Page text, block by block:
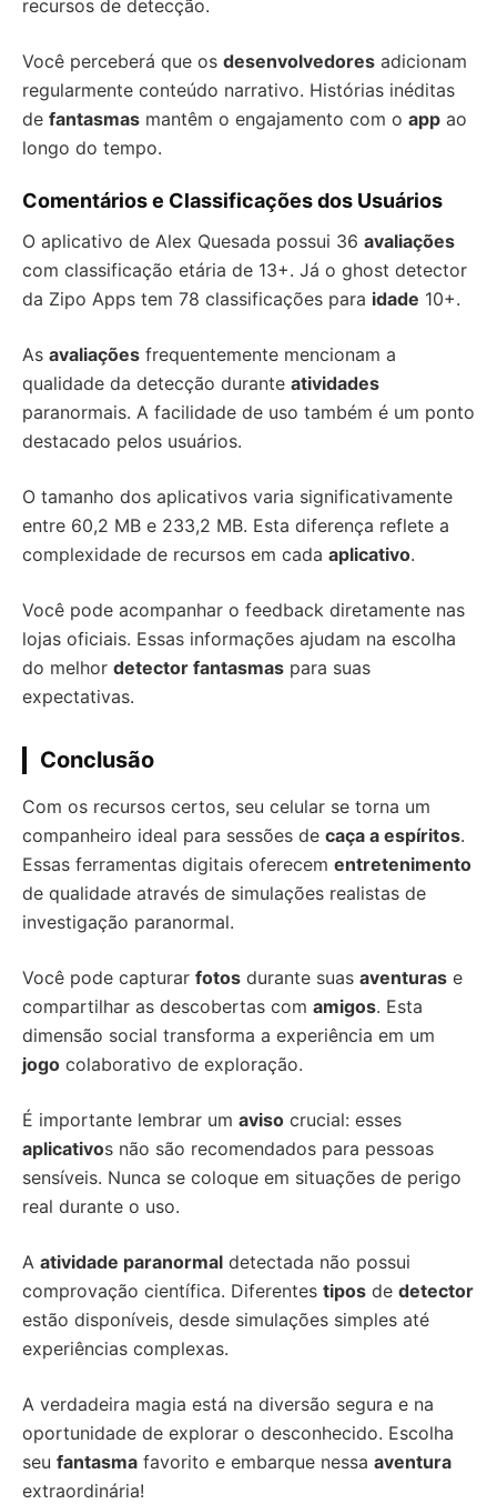
recursos de detecção.
Você perceberá que os desenvolvedores adicionam
regularmente conteúdo narrativo. Histórias inéditas
de fantasmas mantêm o engajamento com o app ao
longo do tempo.
Comentários e Classificações dos Usuários
O aplicativo de Alex Quesada possui 36 avaliações
com classificação etária de 13+. Já o ghost detector
da Zipo Apps tem 78 classificações para idade 10+.
As avaliações frequentemente mencionam a
qualidade da detecção durante atividades
paranormais. A facilidade de uso também é um ponto
destacado pelos usuários.
O tamanho dos aplicativos varia significativamente
entre 60,2 MB e 233,2 MB. Esta diferença reflete a
complexidade de recursos em cada aplicativo.
Você pode acompanhar o feedback diretamente nas
lojas oficiais. Essas informações ajudam na escolha
do melhor detector fantasmas para suas
expectativas.
Conclusão
Com os recursos certos, seu celular se torna um
companheiro ideal para sessões de caça a espíritos.
Essas ferramentas digitais oferecem entretenimento
de qualidade através de simulações realistas de
investigação paranormal.
Você pode capturar fotos durante suas aventuras e
compartilhar as descobertas com amigos. Esta
dimensão social transforma a experiência em um
jogo colaborativo de exploração.
É importante lembrar um aviso crucial: esses
aplicativos não são recomendados para pessoas
sensíveis. Nunca se coloque em situações de perigo
real durante o uso.
A atividade paranormal detectada não possui
comprovação científica. Diferentes tipos de detector
estão disponíveis, desde simulações simples até
experiências complexas.
A verdadeira magia está na diversão segura e na
oportunidade de explorar o desconhecido. Escolha
seu fantasma favorito e embarque nessa aventura
extraordinária!